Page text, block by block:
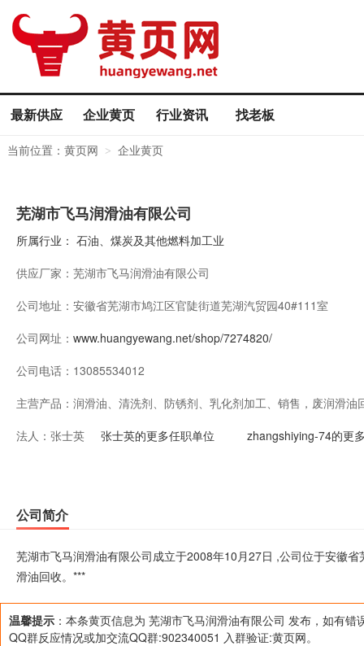
最新供应 企业黄页 行业资讯 找老板
当前位置： 黄页网 > 企业黄页
芜湖市飞马润滑油有限公司
所属行业： 石油、煤炭及其他燃料加工业
供应厂家： 芜湖市飞马润滑油有限公司
公司地址： 安徽省芜湖市鸠江区官陡街道芜湖汽贸园40#111室
公司网址： www.huangyewang.net/shop/7274820/
公司电话： 13085534012
主营产品： 润滑油、清洗剂、防锈剂、乳化剂加工、销售，废润滑油
法人： 张士英 张士英的更多任职单位 zhangshiying-74的更
公司简介
芜湖市飞马润滑油有限公司成立于2008年10月27日 ,公司位于安徽
滑油回收。***
温馨提示 ：本条黄页信息为 芜湖市飞马润滑油有限公司 发布，如有错
QQ群反应情况或加交流QQ群:902340051 入群验证:黄页网。